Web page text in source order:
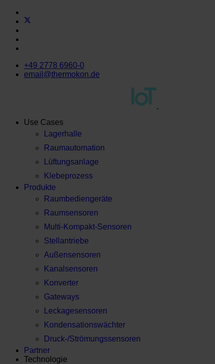
+49 2778 6960-0
email@thermokon.de
Use Cases
Lagerhalle
Raumautomation
Lüftungsanlage
Klebeprozess
Produkte
Raumbediengeräte
Raumsensoren
Multi-Kompakt-Sensoren
Stellantriebe
Außensensoren
Kanalsensoren
Konverter
Gateways
Leckagesensoren
Kondensationswächter
Druck-/Strömungssensoren
Partner
Technologie